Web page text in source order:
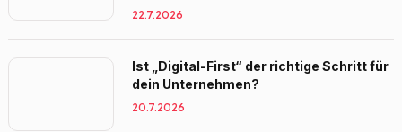
22.7.2026
Ist „Digital-First“ der richtige Schritt für
dein Unternehmen?
20.7.2026